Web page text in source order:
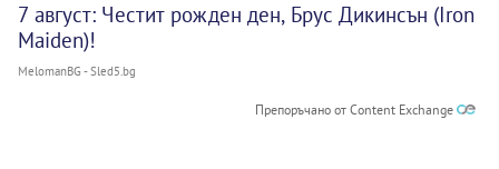
7 август: Честит рожден ден, Брус Дикинсън (Iron
Maiden)!
MelomanBG - Sled5.bg
Препоръчано от Content Exchange